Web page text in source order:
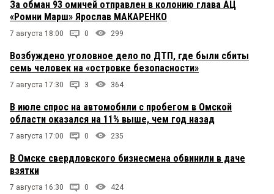
За обман 93 омичей отправлен в колонию глава АЦ
«Ромни Марш» Ярослав МАКАРЕНКО
7 августа 18:00 0 299
Возбуждено уголовное дело по ДТП, где были сбиты
семь человек на «островке безопасности»
7 августа 17:30 3 364
В июле спрос на автомобили с пробегом в Омской
области оказался на 11% выше, чем год назад
7 августа 17:00 0 235
В Омске свердловского бизнесмена обвинили в даче
взятки
7 августа 16:30 0 424